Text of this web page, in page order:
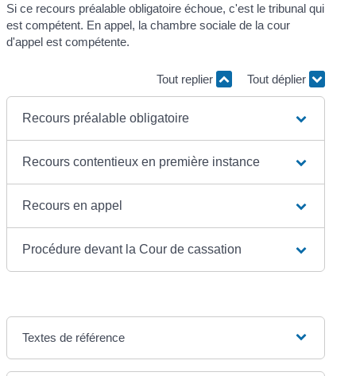
Si ce recours préalable obligatoire échoue, c'est le tribunal qui
est compétent. En appel, la chambre sociale de la cour
d'appel est compétente.
Tout replier Tout déplier
Recours préalable obligatoire
Recours contentieux en première instance
Recours en appel
Procédure devant la Cour de cassation
Textes de référence